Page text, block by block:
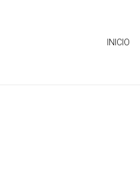
INICIO